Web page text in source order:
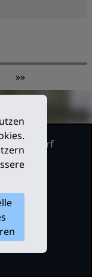
»»
Stahnsdorf